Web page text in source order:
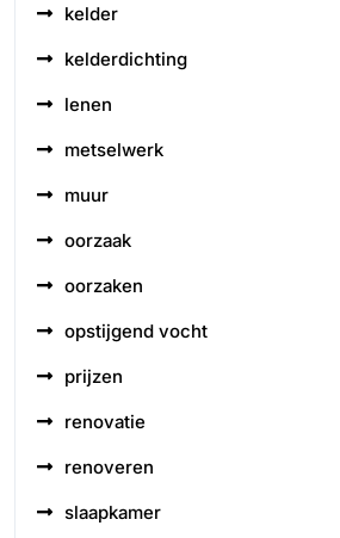
kelder
kelderdichting
lenen
metselwerk
muur
oorzaak
oorzaken
opstijgend vocht
prijzen
renovatie
renoveren
slaapkamer